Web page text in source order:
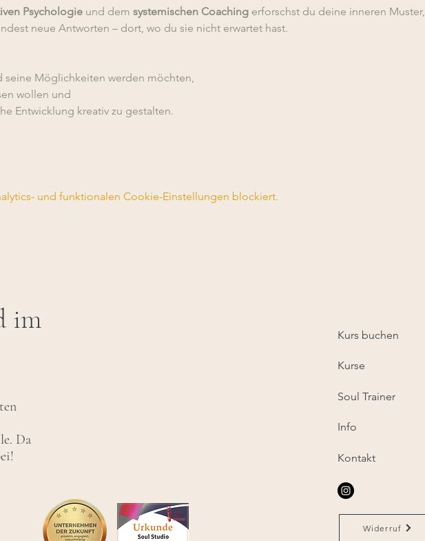
Psychologie und dem systemischen Coaching erforschst du deine inneren Muster,
neue Antworten – dort, wo du sie nicht erwartet hast.
seine Möglichkeiten werden möchten,
wollen und
Entwicklung kreativ zu gestalten.
und funktionalen Cookie-Einstellungen blockiert.
im
Da
Kurs buchen
Kurse
Soul Trainer
Info
Kontakt
Widerruf